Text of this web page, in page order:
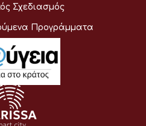
Σχεδιασμός
Προγράμματα